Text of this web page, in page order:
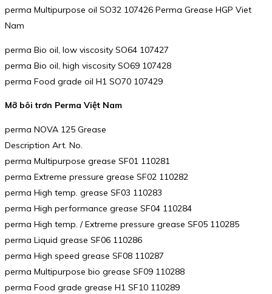
perma Multipurpose oil SO32 107426 Perma Grease HGP Viet
Nam
perma Bio oil, low viscosity SO64 107427
perma Bio oil, high viscosity SO69 107428
perma Food grade oil H1 SO70 107429
Mỡ bôi trơn Perma Việt Nam
perma NOVA 125 Grease
Description Art. No.
perma Multipurpose grease SF01 110281
perma Extreme pressure grease SF02 110282
perma High temp. grease SF03 110283
perma High performance grease SF04 110284
perma High temp. / Extreme pressure grease SF05 110285
perma Liquid grease SF06 110286
perma High speed grease SF08 110287
perma Multipurpose bio grease SF09 110288
perma Food grade grease H1 SF10 110289